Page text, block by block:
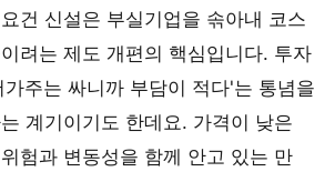
건 신설은 부실기업을 솎아내 코스
려는 제도 개편의 핵심입니다. 투자
주는 싸니까 부담이 적다'는 통념을
계기이기도 한데요. 가격이 낮은
험과 변동성을 함께 안고 있는 만